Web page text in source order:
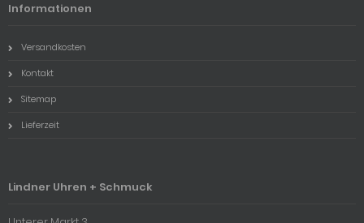
Informationen
Versandkosten
Kontakt
Sitemap
Lieferzeit
Lindner Uhren + Schmuck